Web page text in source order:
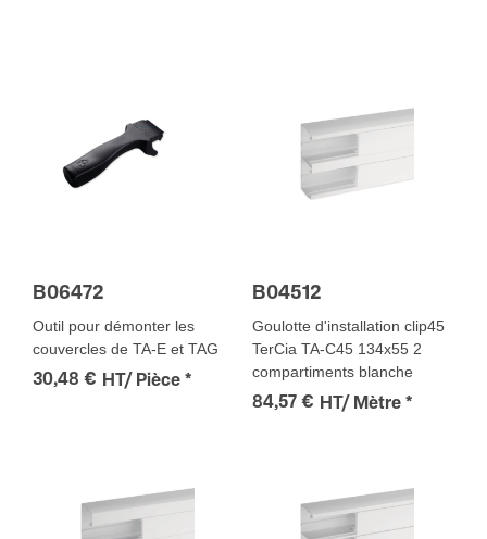
B06472
Outil pour démonter les
couvercles de TA-E et TAG
30,48 € HT/ Pièce *
B04512
Goulotte d'installation clip45
TerCia TA-C45 134x55 2
compartiments blanche
84,57 € HT/ Mètre *